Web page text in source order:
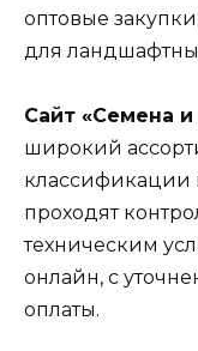
оптовые
для
Сайт «Семена и
широкий
классификации
проходят
техническим
онлайн, с
оплаты.